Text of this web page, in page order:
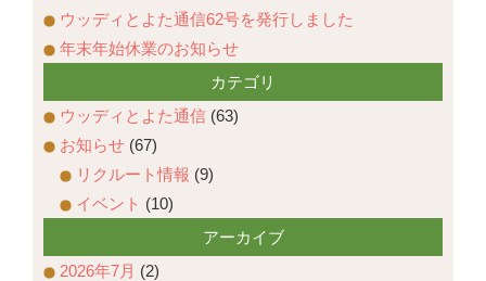
ウッディとよた通信62号を発行しました
年末年始休業のお知らせ
カテゴリ
ウッディとよた通信 (63)
お知らせ (67)
リクルート情報 (9)
イベント (10)
アーカイブ
2026年7月 (2)